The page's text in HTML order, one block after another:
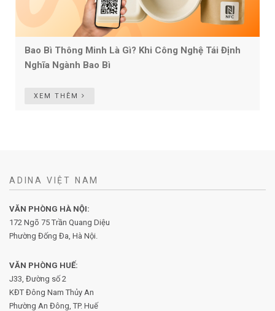
Bao Bì Thông Minh Là Gì? Khi Công Nghệ Tái Định
Nghĩa Ngành Bao Bì
XEM THÊM
ADINA VIỆT NAM
VĂN PHÒNG HÀ NỘI:
172 Ngõ 75 Trần Quang Diệu
Phường Đống Đa, Hà Nội.
VĂN PHÒNG HUẾ:
J33, Đường số 2
KĐT Đông Nam Thủy An
Phường An Đông, TP. Huế